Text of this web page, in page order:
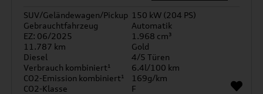
SUV/Geländewagen/Pickup 150 kW (204 PS)
Gebrauchtfahrzeug
Automatik
EZ: 06/2025
1.968 cm³
11.787 km
Gold
Diesel
4/5 Türen
Verbrauch kombiniert¹
6.4l/100 km
CO2-Emission kombiniert¹
169g/km
CO2-Klasse
F